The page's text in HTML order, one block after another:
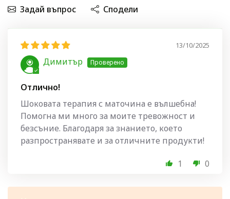
Задай въпрос Сподели
13/10/2025
Димитър
Отлично!
Шоковата терапия с маточина е вълшебна!
Помогна ми много за моите тревожност и
безсъние. Благодаря за знанието, което
разпространявате и за отличните продукти!
1 0